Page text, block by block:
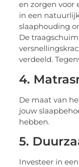
en zorgen voor
in een
slaaphouding
De
verdeeld.
4.
De maat van
jouw
hebben.
5.
Investeer in